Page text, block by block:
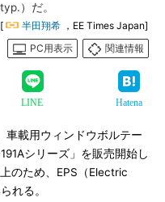
）だ。
[ 半田翔希 ，EE Times Japan]
PC用表示
関連情報
LINE Hatena
載用ウィンドウボルテー
シリーズ」を販売開始し
のため、EPS（Electric
れる。